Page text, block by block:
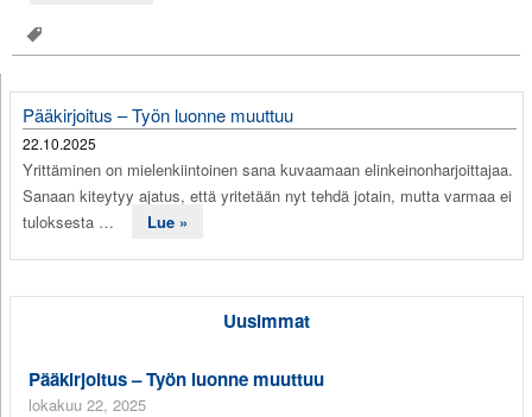
Pääkirjoitus – Työn luonne muuttuu
22.10.2025
Yrittäminen on mielenkiintoinen sana kuvaamaan elinkeinonharjoittajaa.
Sanaan kiteytyy ajatus, että yritetään nyt tehdä jotain, mutta varmaa ei
tuloksesta …
Lue »
Uusimmat
Pääkirjoitus – Työn luonne muuttuu
lokakuu 22, 2025